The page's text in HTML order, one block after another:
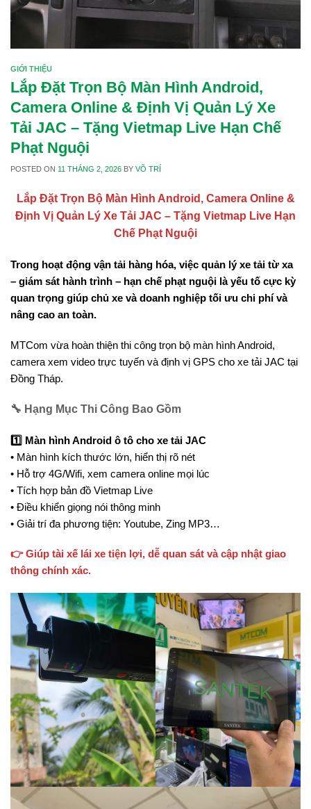
GIỚI THIỆU
Lắp Đặt Trọn Bộ Màn Hình Android,
Camera Online & Định Vị Quản Lý Xe
Tải JAC – Tặng Vietmap Live Hạn Chế
Phạt Nguội
POSTED ON 11 THÁNG 2, 2026 BYVÕ TRÍ
Lắp Đặt Trọn Bộ Màn Hình Android, Camera Online &
Định Vị Quản Lý Xe Tải JAC – Tặng Vietmap Live Hạn
Chế Phạt Nguội
Trong hoạt động vận tải hàng hóa, việc quản lý xe tải từ xa
– giám sát hành trình – hạn chế phạt nguội là yếu tố cực kỳ
quan trọng giúp chủ xe và doanh nghiệp tối ưu chi phí và
nâng cao an toàn.
MTCom vừa hoàn thiện thi công trọn bộ màn hình Android,
camera xem video trực tuyến và định vị GPS cho xe tải JAC tại
Đồng Tháp.
🔧 Hạng Mục Thi Công Bao Gồm
1️⃣ Màn hình Android ô tô cho xe tải JAC
• Màn hình kích thước lớn, hiển thị rõ nét
• Hỗ trợ 4G/Wifi, xem camera online mọi lúc
• Tích hợp bản đồ Vietmap Live
• Điều khiển giọng nói thông minh
• Giải trí đa phương tiện: Youtube, Zing MP3…
👉 Giúp tài xế lái xe tiện lợi, dễ quan sát và cập nhật giao
thông chính xác.